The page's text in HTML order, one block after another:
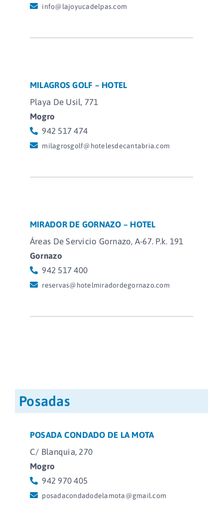
info@lajoyucadelpas.com
MILAGROS GOLF – HOTEL
Playa De Usil, 771
Mogro
942 517 474
milagrosgolf@hotelesdecantabria.com
MIRADOR DE GORNAZO – HOTEL
Áreas De Servicio Gornazo, A-67. P.k. 191
Gornazo
942 517 400
reservas@hotelmiradordegornazo.com
Posadas
POSADA CONDADO DE LA MOTA
C/ Blanquia, 270
Mogro
942 970 405
posadacondadodelamota@gmail.com